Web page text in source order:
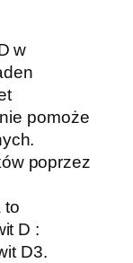
w
pomoże
poprzez
to
D :
D3.